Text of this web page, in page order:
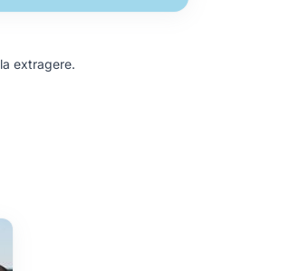
extragere.